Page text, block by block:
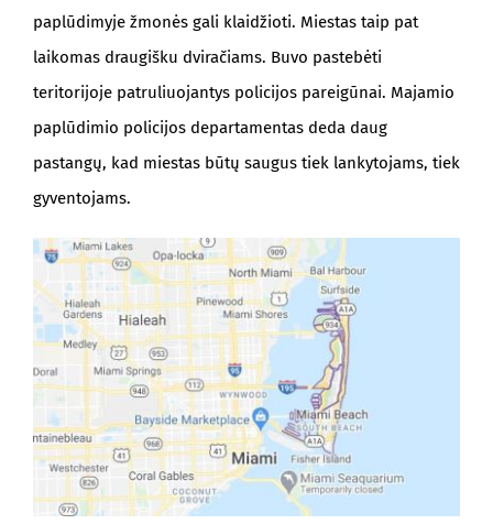
paplūdimyje žmonės gali klaidžioti. Miestas taip pat
laikomas draugišku dviračiams. Buvo pastebėti
teritorijoje patruliuojantys policijos pareigūnai. Majamio
paplūdimio policijos departamentas deda daug
pastangų, kad miestas būtų saugus tiek lankytojams, tiek
gyventojams.